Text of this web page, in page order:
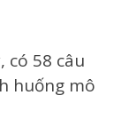
có 58 câu
huống mô